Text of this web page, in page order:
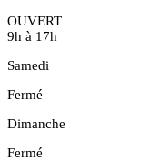
OUVERT
9h à 17h
Samedi
Fermé
Dimanche
Fermé